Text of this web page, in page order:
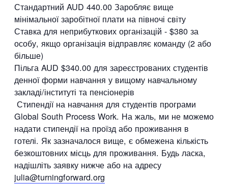
Стандартний AUD 440.00 Заробляє вище
мінімальної заробітної плати на півночі світу
Ставка для неприбуткових організацій - $380 за
особу, якщо організація відправляє команду (2 або
більше)
Пільга AUD $340.00 для зареєстрованих студентів
денної форми навчання у вищому навчальному
закладі/інституті та пенсіонерів
Стипендії на навчання для студентів програми
Global South Process Work. На жаль, ми не можемо
надати стипендії на проїзд або проживання в
готелі. Як зазначалося вище, є обмежена кількість
безкоштовних місць для проживання. Будь ласка,
надішліть заявку нижче або на адресу
julia@turningforward.org